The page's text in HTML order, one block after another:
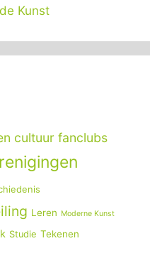
Kunst
cultuur fanclubs
Leren Moderne Kunst
Studie Tekenen